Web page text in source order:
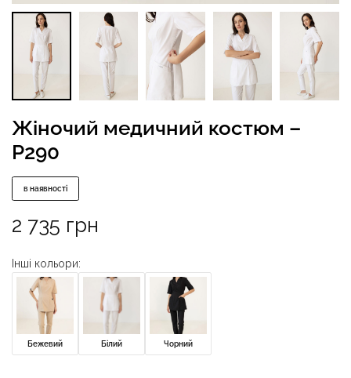
Жіночий медичний костюм –
P290
в наявності
2 735 грн
Інші кольори:
Бежевий Білий Чорний